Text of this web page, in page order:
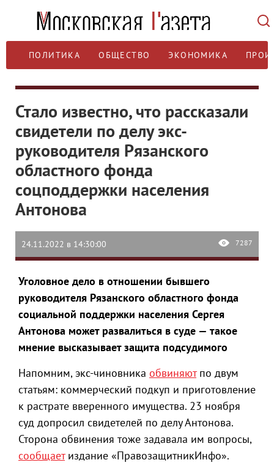
ПОЛИТИКА ОБЩЕСТВО ЭКОНОМИКА
Стало известно, что рассказали
свидетели по делу экс-
руководителя Рязанского
областного фонда
соцподдержки населения
Антонова
24.11.2022 в 14:30:00 7287
Уголовное дело в отношении бывшего
руководителя Рязанского областного фонда
социальной поддержки населения Сергея
Антонова может развалиться в суде — такое
мнение высказывает защита подсудимого
Напомним, экс-чиновника обвиняютпо двум
статьям: коммерческий подкуп и приготовление
к растрате вверенного имущества. 23 ноября
суд допросил свидетелей по делу Антонова.
Сторона обвинения тоже задавала им вопросы,
сообщаетиздание «ПравозащитникИнфо».